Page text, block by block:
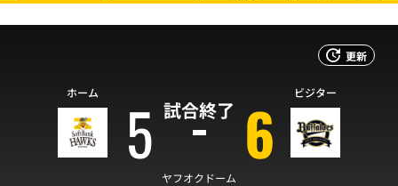
更新
試合終了
ホーム 5 6 ビジター
ヤフオクドーム